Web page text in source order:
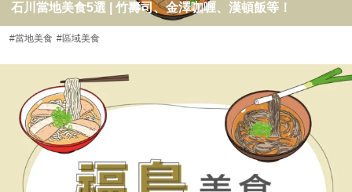
石川當地美食5選 | 竹壽司、金澤咖喱、漢頓飯等！
#當地美食 #區域美食